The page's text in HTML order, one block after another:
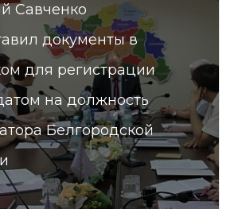
Савченко
документы в
для регистрации
на должность
Белгородской